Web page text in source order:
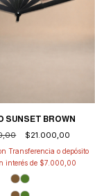
SUNSET BROWN
$21.000,00
Transferencia o depósito
interés de $7.000,00